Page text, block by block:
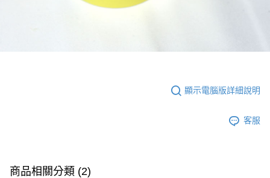
顯示電腦版詳細說明
客服
商品相關分類 (2)